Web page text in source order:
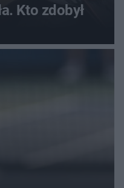
Kto zdobył